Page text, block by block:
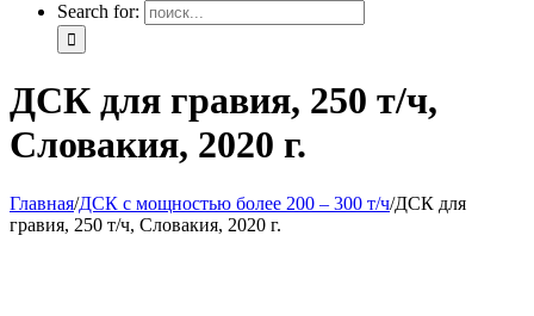
Search for:
ДСК для гравия, 250 т/ч,
Словакия, 2020 г.
Главная/ДСК с мощностью более 200 – 300 т/ч/ДСК для
гравия, 250 т/ч, Словакия, 2020 г.